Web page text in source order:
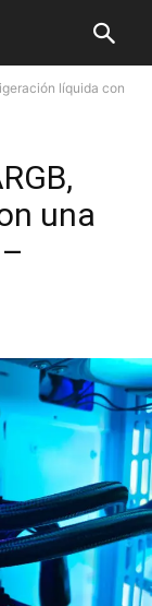
líquida con
una